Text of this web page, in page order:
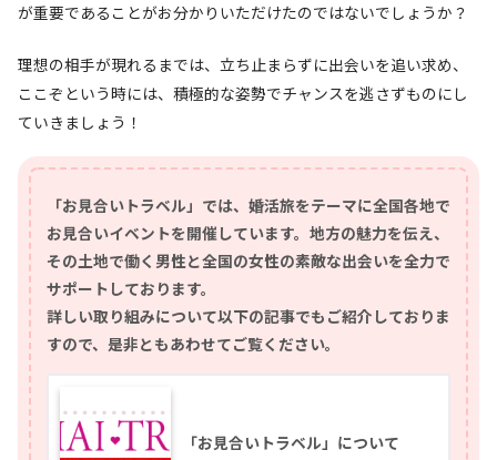
が重要であることがお分かりいただけたのではないでしょうか？
理想の相手が現れるまでは、立ち止まらずに出会いを追い求め、
ここぞという時には、積極的な姿勢でチャンスを逃さずものにし
ていきましょう！
「お見合いトラベル」では、婚活旅をテーマに全国各地で
お見合いイベントを開催しています。地方の魅力を伝え、
その土地で働く男性と全国の女性の素敵な出会いを全力で
サポートしております。
詳しい取り組みについて以下の記事でもご紹介しておりま
すので、是非ともあわせてご覧ください。
「お見合いトラベル」について